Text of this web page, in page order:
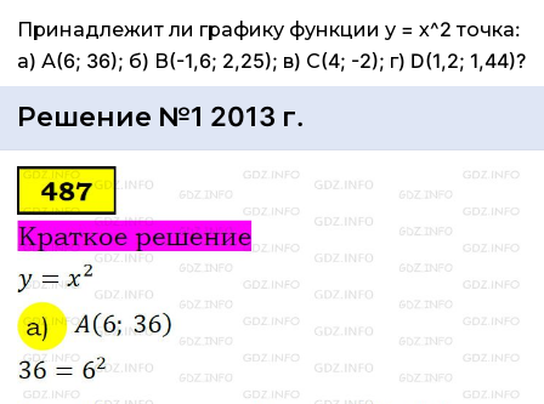
Принадлежит ли графику функции у = х^2 точка:
а) А(6; 36); б) В(-1,6; 2,25); в) С(4; -2); г) D(1,2; 1,44)?
Решение №1 2013 г.